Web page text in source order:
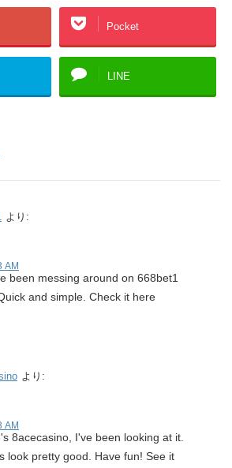
Pocket
LINE
より:
AM
been messing around on 668bet1
and simple. Check it here
より:
AM
8acecasino, I've been looking at it.
look pretty good. Have fun! See it